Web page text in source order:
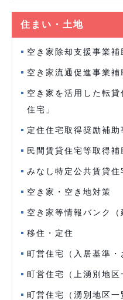
住まい・土地
空き家除却支援事業補
空き家流通促進事業補
空き家を活用した転
住宅」
定住住宅取得奨励補助
民間賃貸住宅等取得補
みなし特定公共賃貸
空き家・空き地対策
空き家等情報バンク（
移住・定住
町営住宅（入居基準・
町営住宅（上湧別地区
町営住宅（湧別地区一